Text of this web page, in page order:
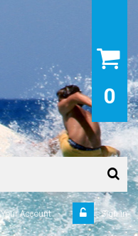
0
Sign in
Your Account